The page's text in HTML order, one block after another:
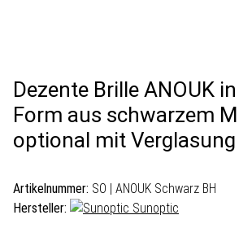
Dezente Brille ANOUK
Form aus schwarzem
optional mit Verglasung
Artikelnummer: SO | ANOUK Schwarz BH
Hersteller:
Sunoptic